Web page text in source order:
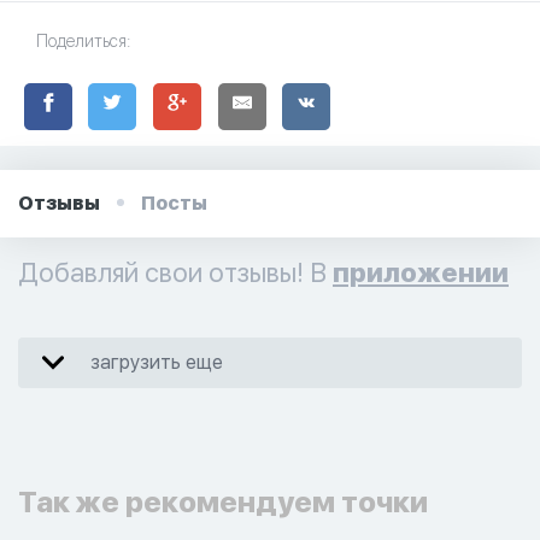
Поделиться:
Отзывы Посты
Добавляй свои отзывы! В приложении
загрузить еще
Так же рекомендуем точки